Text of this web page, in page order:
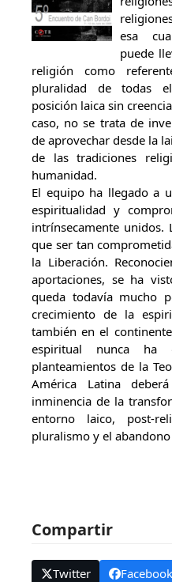
esa
puede
religión como
pluralidad de todas
posición laica sin
caso, no se trata de
de aprovechar desde la
de las tradiciones
humanidad.
El equipo ha llegado a
espiritualidad y
intrínsecamente unidos.
que ser tan
la Liberación.
aportaciones, se ha
queda todavía mucho
crecimiento de la
también en el
espiritual nunca ha
planteamientos de la
América Latina
inminencia de la
entorno laico, post-
pluralismo y el
Compartir
Twitter Facebook